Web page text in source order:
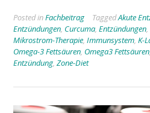
Posted inFachbeitrag TaggedAkute
Entzündungen, Curcuma, Entzündungen,
Mikrostrom-Therapie, Immunsystem, K-
Omega-3 Fettsäuren, Omega3 Fettsäuren,
Entzündung, Zone-Diet